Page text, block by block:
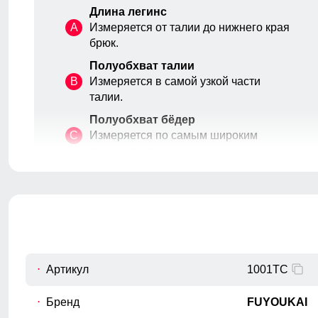
A
Длина легинс
Измеряется от талии до нижнего края
брюк.
B
Полуобхват талии
Измеряется в самой узкой части
талии.
C
Полуобхват бёдер
Измеряется по самым широким
F
Измеряется по переднему шву, от
Артикул 1001TC
Бренд FUYOUKAI